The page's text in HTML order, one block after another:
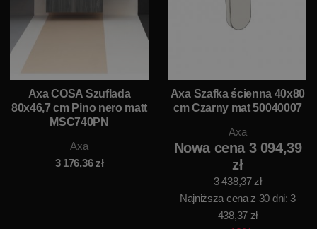
Axa COSA Szuflada
80x46,7 cm Pino nero matt
MSC740PN
Axa
3 176,36zł
Axa Szafka ścienna 40x80
cm Czarny mat 50040007
Axa
Nowa cena 3 094,39
zł
3 438,37 zł
Najniższa cena z 30 dni: 3
438,37 zł